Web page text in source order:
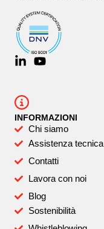
INFORMAZIONI
Chi siamo
Assistenza tecnica
Contatti
Lavora con noi
Blog
Sostenibilità